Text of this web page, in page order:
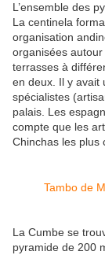
L’ensemble des
La centinela
organisation
organisées
terrasses à
en deux. Il y avait
spécialistes
palais. Les
compte que les
Chinchas les plus
Tambo de
La Cumbe se
pyramide de 200